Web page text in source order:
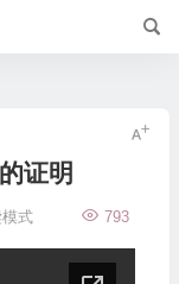
证明
793
式